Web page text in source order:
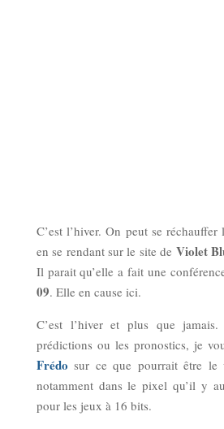
C’est l’hiver. On peut se
en se rendant sur le site de Violet
Il parait qu’elle a fait une
09. Elle en cause ici.
C’est l’hiver et plus que
prédictions ou les pronostics, je
Frédo sur ce que pourrait être
notamment dans le pixel qu’il y
pour les jeux à 16 bits.